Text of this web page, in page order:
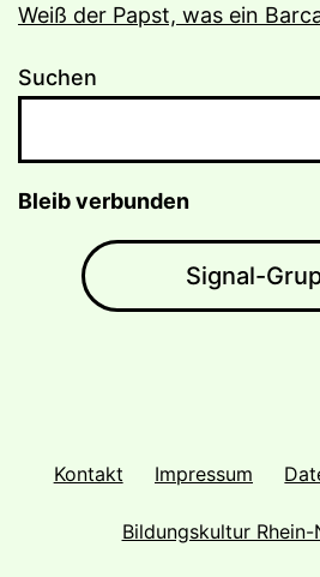
Weiß der Papst, was ein
Suchen
Bleib verbunden
Signal-
Kontakt Impressum
Bildungskultur Rhein-